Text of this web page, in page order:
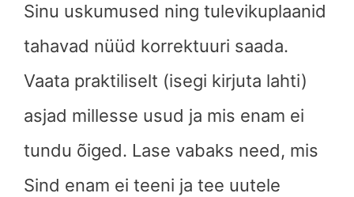
Sinu uskumused ning tulevikuplaanid
tahavad nüüd korrektuuri saada.
Vaata praktiliselt (isegi kirjuta lahti)
asjad millesse usud ja mis enam ei
tundu õiged. Lase vabaks need, mis
Sind enam ei teeni ja tee uutele